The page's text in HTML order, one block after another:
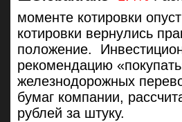
моменте котировки
котировки вернулись
положение.
рекомендацию
железнодорожных
бумаг компании,
рублей за штуку.